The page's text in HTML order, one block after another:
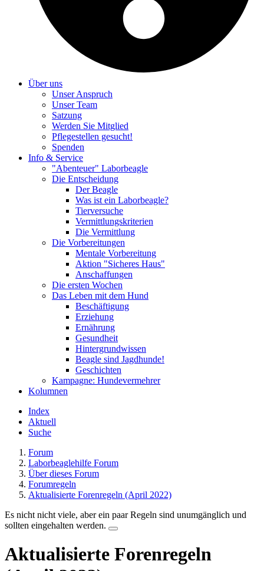
Über uns
Unser Anspruch
Unser Team
Satzung
Werden Sie Mitglied
Pflegestellen gesucht!
Spenden
Info & Service
"Abenteuer" Laborbeagle
Die Entscheidung
Der Beagle
Was ist ein Laborbeagle?
Tierversuche
Vermittlungskriterien
Die Vermittlung
Die Vorbereitungen
Mentale Vorbereitung
Aktion "Sicheres Haus"
Anschaffungen
Die ersten Wochen
Das Leben mit dem Hund
Beschäftigung
Erziehung
Ernährung
Gesundheit
Hintergrundwissen
Beagle sind Jagdhunde!
Geschichten
Kampagne: Hundevermehrer
Kolumnen
Index
Aktuell
Suche
Forum
Laborbeaglehilfe Forum
Über dieses Forum
Forumregeln
Aktualisierte Forenregeln (April 2022)
Es nicht nicht viele, aber ein paar Regeln sind unumgänglich und
sollten eingehalten werden.
Aktualisierte Forenregeln